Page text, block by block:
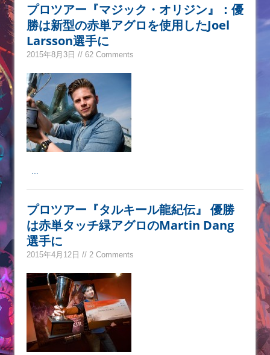
プロツアー『マジック・オリジン』：優
勝は新型の赤単アグロを使用したJoel
Larsson選手に
2015年8月3日 // 62 Comments
プロツアー『タルキール龍紀伝』 優勝
は赤単タッチ緑アグロのMartin Dang
選手に
2015年4月12日 // 2 Comments